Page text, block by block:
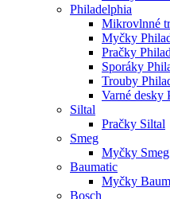
Philadelphia
Mikrovlnné
Myčky
Pračky
Sporáky
Trouby
Varné desky
Siltal
Pračky Siltal
Smeg
Myčky Smeg
Baumatic
Myčky
Bosch